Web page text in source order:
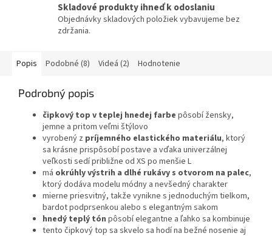
Skladové produkty ihneď k odoslaniu
Objednávky skladových položiek vybavujeme bez
zdržania.
Popis Podobné (8) Videá (2) Hodnotenie
Podrobný popis
čipkový top v teplej hnedej farbe pôsobí žensky,
jemne a pritom veľmi štýlovo
vyrobený z príjemného elastického materiálu, ktorý
sa krásne prispôsobí postave a vďaka univerzálnej
veľkosti sedí približne od XS po menšie L
má okrúhly výstrih a dlhé rukávy s otvorom na palec,
ktorý dodáva modelu módny a nevšedný charakter
mierne priesvitný, takže vynikne s jednoduchým tielkom,
bardot podprsenkou alebo s elegantným sakom
hnedý teplý tón pôsobí elegantne a ľahko sa kombinuje
tento čipkový top sa skvelo sa hodí na bežné nosenie aj